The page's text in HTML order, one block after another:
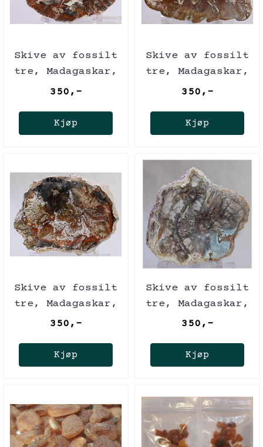
Skive av fossilt
tre, Madagaskar,
ca. 225 mill. år
350,-
Kjøp
Skive av fossilt
tre, Madagaskar,
ca. 225 mill. år
350,-
Kjøp
Skive av fossilt
tre, Madagaskar,
ca. 225 mill. år
350,-
Kjøp
Skive av fossilt
tre, Madagaskar,
ca. 225 mill. år
350,-
Kjøp